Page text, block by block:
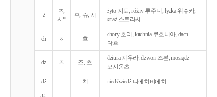
ż
ㅈ,
시*
주, 슈, 시
żyto 지토, różny 루주니, łyżka 위슈카,
straż 스트라시
ch ㅎ 흐
chory 호리, kuchnia 쿠흐니아, dach
다흐
dz ㅈ 즈, 츠
dziura 지우라, dzwon 즈본, mosiądz
모시옹츠
dź ㅡ 치 niedźwiedź 니에치비에치